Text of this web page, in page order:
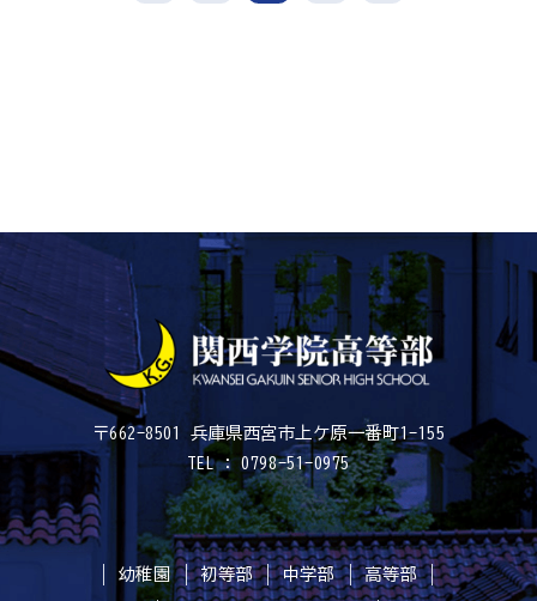
〒662-8501 兵庫県西宮市上ケ原一番町1-155
TEL : 0798-51-0975
幼稚園 初等部 中学部
高等部